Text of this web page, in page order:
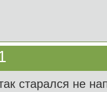
старался не